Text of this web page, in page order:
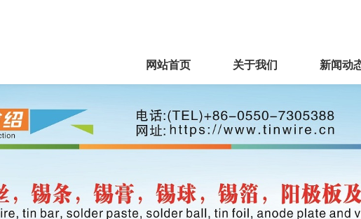
网站首页 关于我们 新闻动